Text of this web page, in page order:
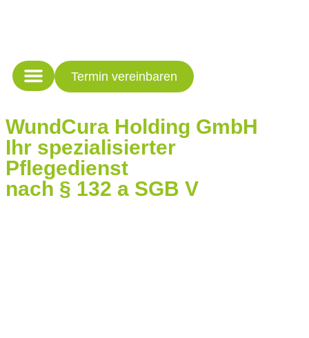
Termin vereinbaren
WundCura Holding GmbH
Ihr spezialisierter
Pflegedienst
nach § 132 a SGB V